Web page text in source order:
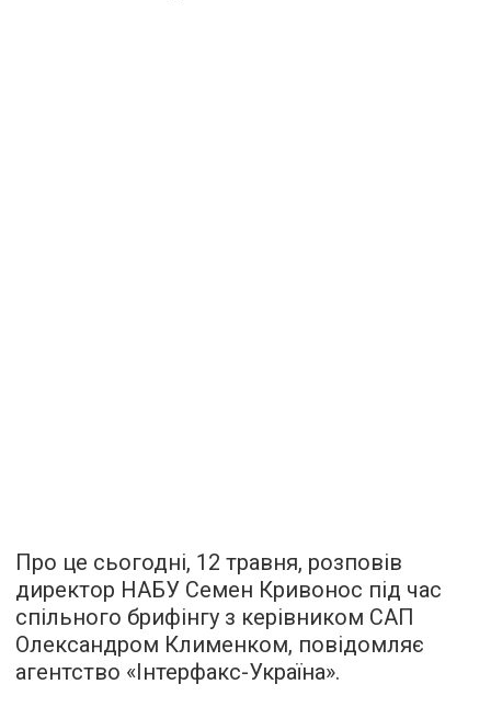
Про це сьогодні, 12 травня, розповів
директор НАБУ Семен Кривонос під час
спільного брифінгу з керівником САП
Олександром Клименком, повідомляє
агентство «Інтерфакс-Україна».